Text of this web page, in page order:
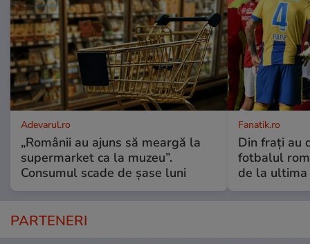
Adevarul.ro
„Românii au ajuns să meargă la
supermarket ca la muzeu”.
Consumul scade de șase luni
Fanatik.ro
Din frați au
fotbalul
de la ultima
PARTENERI